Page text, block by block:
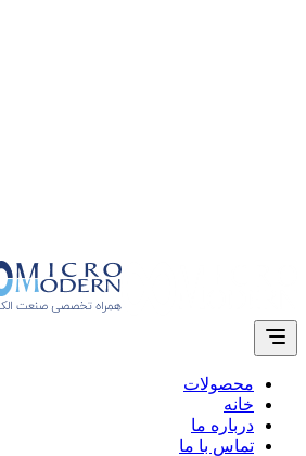
محصولات
خانه
درباره ما
تماس با ما